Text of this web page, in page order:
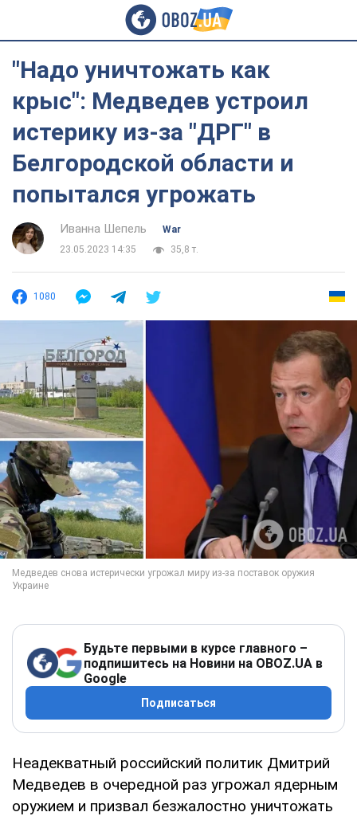
"Надо уничтожать как
крыс": Медведев устроил
истерику из-за "ДРГ" в
Белгородской области и
попытался угрожать
Иванна Шепель
War
23.05.2023 14:35
35,8 т.
1080
Будьте первыми в курсе главного –
подпишитесь на Новини на OBOZ.UA в
Google
Подписаться
Неадекватный российский политик Дмитрий
Медведев в очередной раз угрожал ядерным
оружием и призвал безжалостно уничтожать